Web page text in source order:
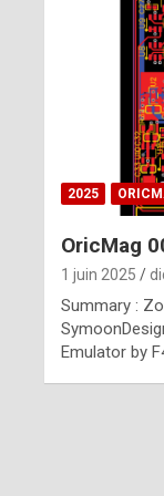
2025
OricMag
1 juin 2025
Summary :
Emulator by